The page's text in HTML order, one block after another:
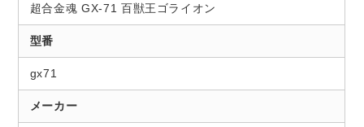
超合金魂 GX-71 百獣王ゴライオン
型番
gx71
メーカー